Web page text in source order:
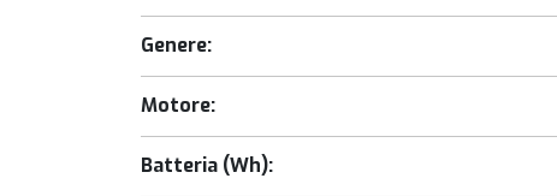
Genere:
Motore:
Batteria (Wh):